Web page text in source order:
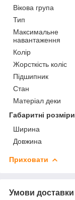
Вікова група
Тип
Максимальне
навантаження
Колір
Жорсткість коліс
Підшипник
Стан
Матеріал деки
Габаритні розміри
Ширина
Довжина
Приховати
Умови доставки